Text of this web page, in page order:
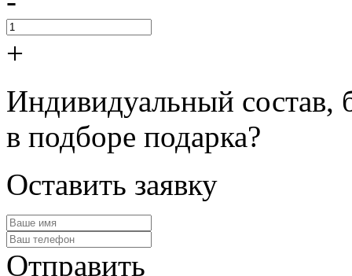
+
Индивидуальный состав,
в подборе подарка?
Оставить заявку
Отправить